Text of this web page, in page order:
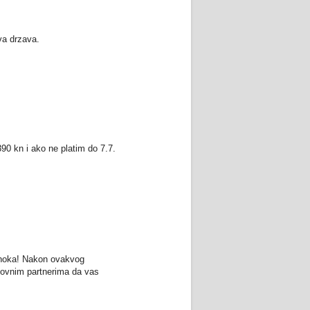
drzava.
kn i ako ne platim do 7.7.
Nakon ovakvog
partnerima da vas